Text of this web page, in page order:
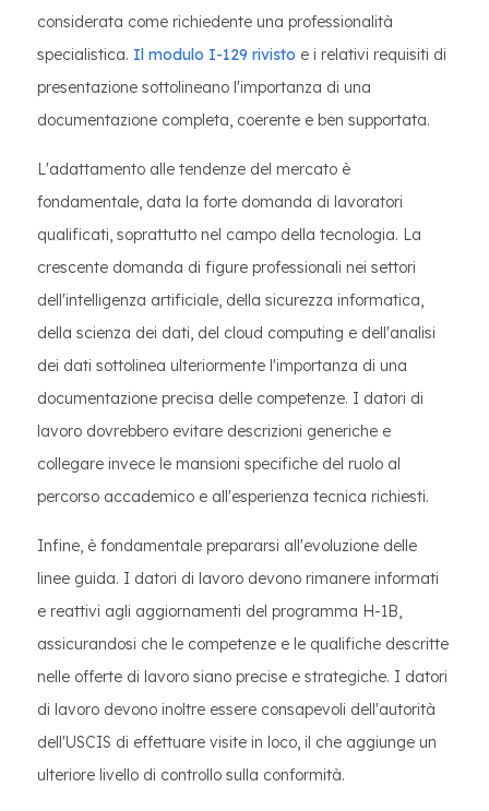
considerata come richiedente una professionalità
specialistica. Il modulo I-129 rivisto e i relativi requisiti di
presentazione sottolineano l'importanza di una
documentazione completa, coerente e ben supportata.
L'adattamento alle tendenze del mercato è
fondamentale, data la forte domanda di lavoratori
qualificati, soprattutto nel campo della tecnologia. La
crescente domanda di figure professionali nei settori
dell'intelligenza artificiale, della sicurezza informatica,
della scienza dei dati, del cloud computing e dell'analisi
dei dati sottolinea ulteriormente l'importanza di una
documentazione precisa delle competenze. I datori di
lavoro dovrebbero evitare descrizioni generiche e
collegare invece le mansioni specifiche del ruolo al
percorso accademico e all'esperienza tecnica richiesti.
Infine, è fondamentale prepararsi all'evoluzione delle
linee guida. I datori di lavoro devono rimanere informati
e reattivi agli aggiornamenti del programma H-1B,
assicurandosi che le competenze e le qualifiche descritte
nelle offerte di lavoro siano precise e strategiche. I datori
di lavoro devono inoltre essere consapevoli dell'autorità
dell'USCIS di effettuare visite in loco, il che aggiunge un
ulteriore livello di controllo sulla conformità.